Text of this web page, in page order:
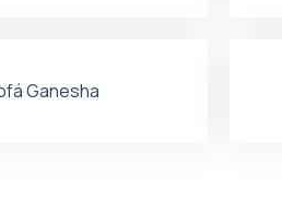
Ganesha